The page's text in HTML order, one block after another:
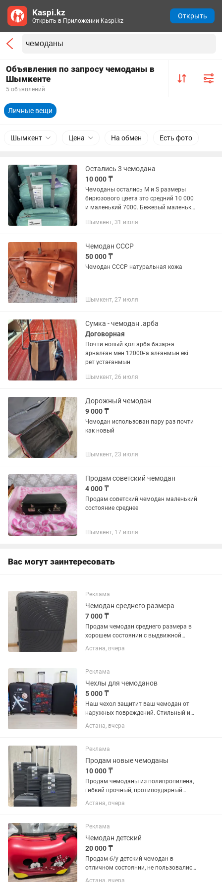
Объявления по запросу чемоданы в
Шымкенте
5 объявлений
Личные вещи
Шымкент Цена На обмен Есть фото
Остались 3 чемодана
10 000 ₸
Чемоданы остались М и S размеры
бирюзового цвета это средний 10 000
и маленький 7000. Бежевый маленький
Шымкент, 31 июля
Чемодан СССР
50 000 ₸
Чемодан СССР натуральная кожа
Шымкент, 27 июля
Сумка - чемодан .арба
Договорная
Почти новый қол арба базарға
арналған мен 12000ға алғанмын екі
рет ұстағанмын
Шымкент, 26 июля
Дорожный чемодан
9 000 ₸
Чемодан использован пару раз почти
как новый
Шымкент, 23 июля
Продам советский чемодан
4 000 ₸
Продам советский чемодан маленький
состояние среднее
Шымкент, 17 июля
Вас могут заинтересовать
Реклама
Чемодан среднего размера
7 000 ₸
Продам чемодан среднего размера в
хорошем состоянии с выдвижной
ручкой. Замки, ручки, колёсики все
исправном рабочем состоянии
ширине на 5см.
Астана, вчера
Реклама
Чехлы для чемоданов
5 000 ₸
Наш чехол защитит ваш чемодан от
наружных повреждений. Стильный и
качественный, плотный чехол . Размер
Астана, вчера
Реклама
Продам новые чемоданы
10 000 ₸
Продам чемоданы из полипропилена,
гибкий прочный, противоударный
корпус. Телескопическая выдвижная
ручка, кодовый замок TSA для
то же время мягкие и бесшумные...
Астана, вчера
Реклама
Чемодан детский
20 000 ₸
Продам б/у детский чемодан в
отличном состоянии, не пользовались
Турция
Астана, вчера
Kaspi.kz
Открыть в Приложении Kaspi.kz
Открыть